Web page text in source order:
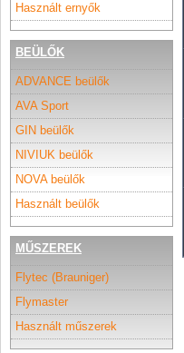
Használt ernyők
BEÜLŐK
ADVANCE beülők
AVA Sport
GIN beülők
NIVIUK beülők
NOVA beülők
Használt beülők
MŰSZEREK
Flytec (Brauniger)
Flymaster
Használt műszerek